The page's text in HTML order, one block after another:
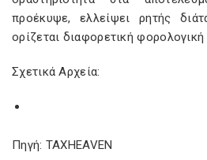
προέκυψε, ελλείψει ρητής
ορίζεται διαφορετική φορολογική
Σχετικά Αρχεία:
Πηγή: TAXHEAVEN